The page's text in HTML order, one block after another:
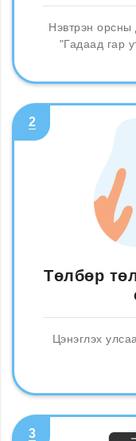
Нэвтрэн орсны
"Гадаад гар
2
Төлбөр
Цэнэглэх
3